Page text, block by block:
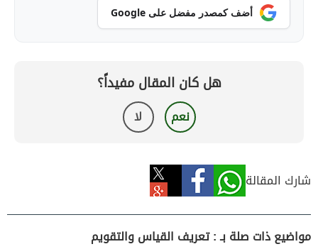
أضف كمصدر مفضل على Google
هل كان المقال مفيداً؟
نعم لا
شارك المقالة
مواضيع ذات صلة بـ : تعريف القياس والتقويم